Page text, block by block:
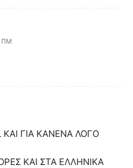
ΠΜ
ΓΙΑ ΚΑΝΕΝΑ ΛΟΓΟ
ΚΑΙ ΣΤΑ ΕΛΛΗΝΙΚΑ